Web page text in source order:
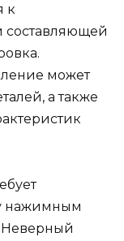
к
составляющей
может
а также
нажимным